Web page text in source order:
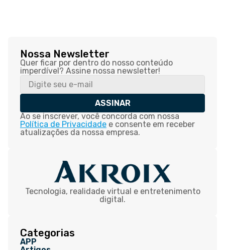
Nossa Newsletter
Quer ficar por dentro do nosso conteúdo
imperdível? Assine nossa newsletter!
ASSINAR
Ao se inscrever, você concorda com nossa
Política de Privacidade e consente em receber
atualizações da nossa empresa.
Tecnologia, realidade virtual e entretenimento
digital.
Categorias
APP